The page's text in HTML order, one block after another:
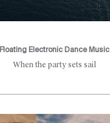
Floating Electronic Dance Music
When the party sets sail